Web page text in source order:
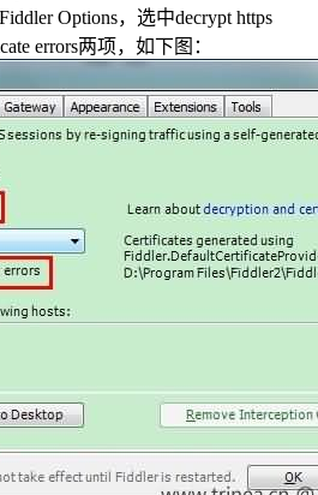
Options，选中decrypt https
errors两项，如下图：